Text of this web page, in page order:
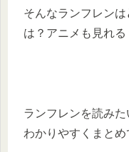
そんなランフレンは
は？アニメも見れる
ランフレンを読み
わかりやすくまとめ